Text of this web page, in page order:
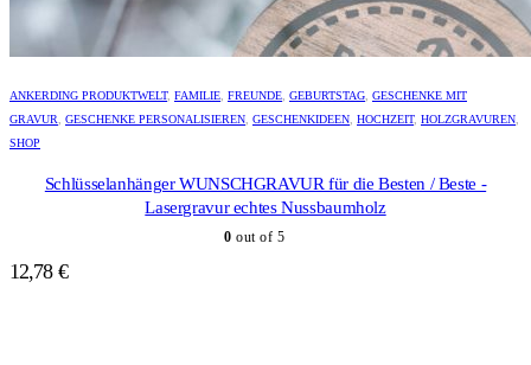
ANKERDING PRODUKTWELT, FAMILIE FREUNDE GEBURTSTAG GESCHENKE MIT
GRAVUR
GESCHENKE PERSONALISIEREN GESCHENKIDEEN HOCHZEIT, HOLZGRAVUREN
SHOP
Schlüsselanhänger WUNSCHGRAVUR für die Besten / Beste -
Lasergravur echtes Nussbaumholz
0 out of 5
12,78 €